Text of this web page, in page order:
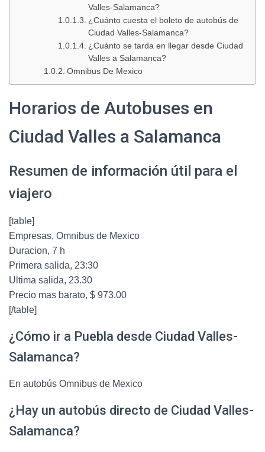
Valles-Salamanca?
¿Cuánto cuesta el boleto de autobús de
Ciudad Valles-Salamanca?
¿Cuánto se tarda en llegar desde Ciudad
Valles a Salamanca?
Omnibus De Mexico
Horarios de Autobuses en
Ciudad Valles a Salamanca
Resumen de información útil para el
viajero
[table]
Empresas, Omnibus de Mexico
Duracion, 7 h
Primera salida, 23:30
Ultima salida, 23.30
Precio mas barato, $ 973.00
[/table]
¿Cómo ir a Puebla desde Ciudad Valles-
Salamanca?
En autobús Omnibus de Mexico
¿Hay un autobús directo de Ciudad Valles-
Salamanca?